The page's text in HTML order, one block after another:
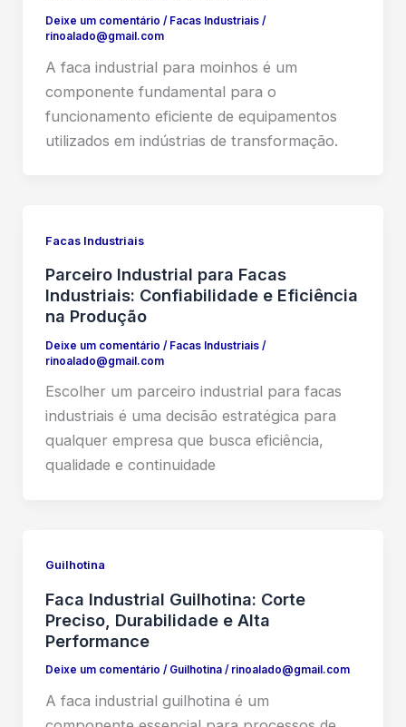
Deixe um comentário / Facas Industriais/
rinoalado@gmail.com
A faca industrial para moinhos é um
componente fundamental para o
funcionamento eficiente de equipamentos
utilizados em indústrias de transformação.
Facas Industriais
Parceiro Industrial para Facas
Industriais: Confiabilidade e Eficiência
na Produção
Deixe um comentário / Facas Industriais/
rinoalado@gmail.com
Escolher um parceiro industrial para facas
industriais é uma decisão estratégica para
qualquer empresa que busca eficiência,
qualidade e continuidade
Guilhotina
Faca Industrial Guilhotina: Corte
Preciso, Durabilidade e Alta
Performance
Deixe um comentário / Guilhotina/ rinoalado@gmail.com
A faca industrial guilhotina é um